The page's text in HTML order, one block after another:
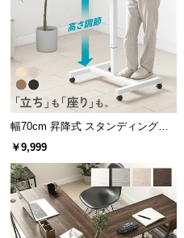
お
ら
ブ
ロ
グ
企
安心して使える耐久性
幅70cm 昇降式 スタンディングデ
スク
￥9,999